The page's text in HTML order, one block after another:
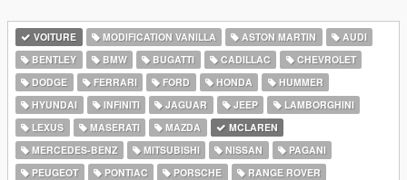
VOITURE MODIFICATION VANILLA ASTON MARTIN
AUDI
BENTLEY
BMW BUGATTI CADILLAC
CHEVROLET
DODGE
FERRARI FORD HONDA
HUMMER
HYUNDAI
INFINITI JAGUAR JEEP
LAMBORGHINI
LEXUS
MASERATI MAZDA
MCLAREN
MERCEDES-BENZ
MITSUBISHI NISSAN
PAGANI
PEUGEOT
PONTIAC PORSCHE
RANGE ROVER